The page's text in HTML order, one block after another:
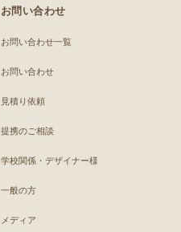
お問い合わせ
お問い合わせ一覧
お問い合わせ
見積り依頼
提携のご相談
学校関係・デザイナー様
一般の方
メディア